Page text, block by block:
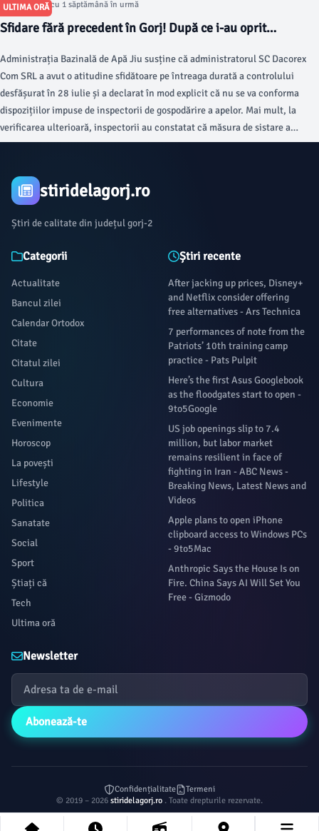
ULTIMA ORĂ
Articol postat cu 1 săptămână în urmă
Sfidare fără precedent în Gorj! După ce i-au oprit
conformează. A urmat o nouă amendă COLOSALĂ
Administrația Bazinală de Apă Jiu susține că administratorul SC Dacorex
Com SRL a avut o atitudine sfidătoare pe întreaga durată a controlului
desfășurat în 28 iulie și a declarat în mod explicit că nu se va conforma
dispozițiilor impuse de inspectorii de gospodărire a apelor. Mai mult, la
verificarea ulterioară, inspectorii au constatat că măsura de sistare a
activității nu a fost respectată.
stiridelagorj.ro
Știri de calitate din județul gorj-2
Categorii
Actualitate
Bancul zilei
Calendar Ortodox
Citate
Citatul zilei
Cultura
Economie
Evenimente
Horoscop
La povești
Lifestyle
Politica
Sanatate
Social
Sport
Știați că
Tech
Ultima oră
Știri recente
After jacking up prices, Disney+
and Netflix consider offering
free alternatives - Ars Technica
7 performances of note from the
Patriots’ 10th training camp
practice - Pats Pulpit
Here’s the first Asus Googlebook
as the floodgates start to open -
9to5Google
US job openings slip to 7.4
million, but labor market
remains resilient in face of
fighting in Iran - ABC News -
Breaking News, Latest News and
Videos
Apple plans to open iPhone
clipboard access to Windows PCs
- 9to5Mac
Anthropic Says the House Is on
Fire. China Says AI Will Set You
Free - Gizmodo
Newsletter
Abonează-te
Confidențialitate
Termeni
© 2019 – 2026 stiridelagorj.ro . Toate drepturile rezervate.